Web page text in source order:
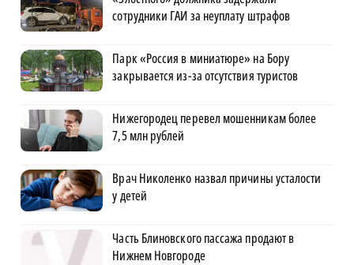
сотрудники ГАИ за неуплату штрафов
Парк «Россия в миниатюре» на Бору
закрывается из-за отсутствия туристов
Нижегородец перевел мошенникам более
7,5 млн рублей
Врач Николенко назвал причины усталости
у детей
Часть Блиновского пассажа продают в
Нижнем Новгороде